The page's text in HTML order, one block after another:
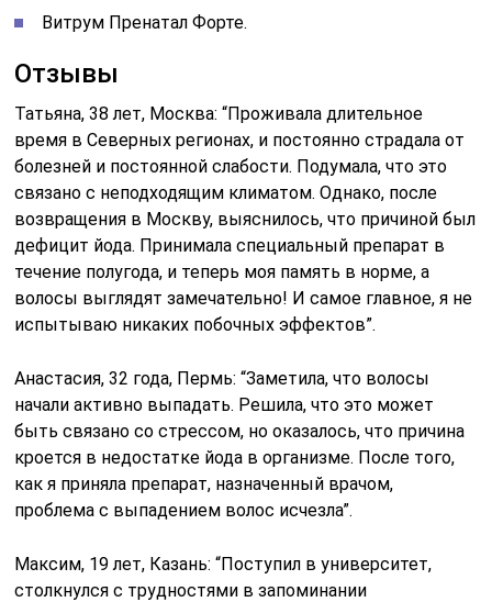
Витрум Пренатал Форте.
Отзывы
Татьяна, 38 лет, Москва: “Проживала длительное
время в Северных регионах, и постоянно страдала от
болезней и постоянной слабости. Подумала, что это
связано с неподходящим климатом. Однако, после
возвращения в Москву, выяснилось, что причиной был
дефицит йода. Принимала специальный препарат в
течение полугода, и теперь моя память в норме, а
волосы выглядят замечательно! И самое главное, я не
испытываю никаких побочных эффектов”.
Анастасия, 32 года, Пермь: “Заметила, что волосы
начали активно выпадать. Решила, что это может
быть связано со стрессом, но оказалось, что причина
кроется в недостатке йода в организме. После того,
как я приняла препарат, назначенный врачом,
проблема с выпадением волос исчезла”.
Максим, 19 лет, Казань: “Поступил в университет,
столкнулся с трудностями в запоминании